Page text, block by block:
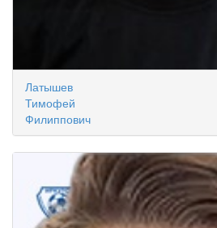
Латышев
Тимофей
Филиппович